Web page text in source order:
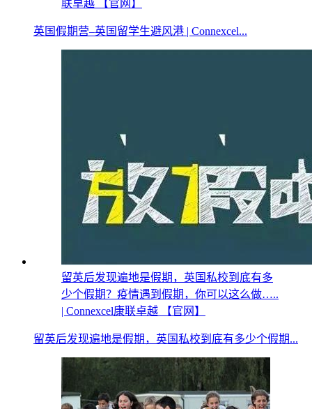
联卓越 【官网】
英国假期营–英国留学生避风港 | Connexcel...
留英后发现遍地是假期，英国私校到底有多
少个假期？疫情遇到假期，你可以这么做…..
| Connexcel康联卓越 【官网】
留英后发现遍地是假期，英国私校到底有多少个假期...